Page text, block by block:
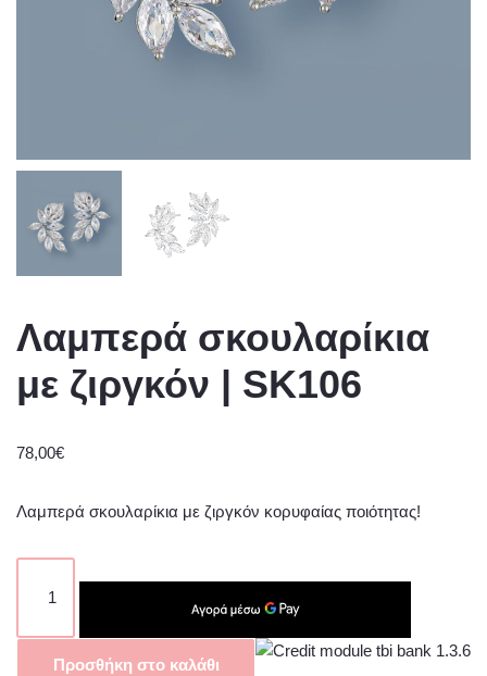
Λαμπερά σκουλαρίκια
με ζιργκόν | SK106
78,00€
Λαμπερά σκουλαρίκια με ζιργκόν κορυφαίας ποιότητας!
Προσθήκη στο καλάθι